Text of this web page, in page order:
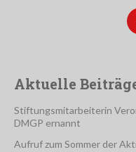
Aktuelle
Stiftungsmitarbeiterin
DMGP ernannt
Aufruf zum Sommer der